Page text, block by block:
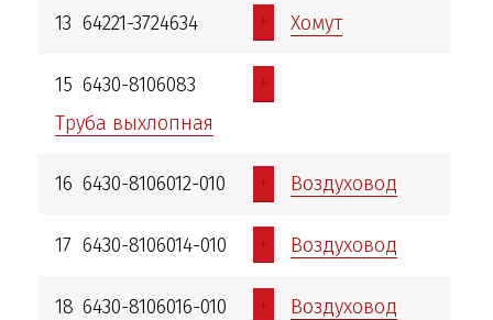
13 64221-3724634 + Хомут
15 6430-8106083
+
Труба выхлопная
16 6430-8106012-010 + Воздуховод
17 6430-8106014-010 + Воздуховод
18 6430-8106016-010 + Воздуховод